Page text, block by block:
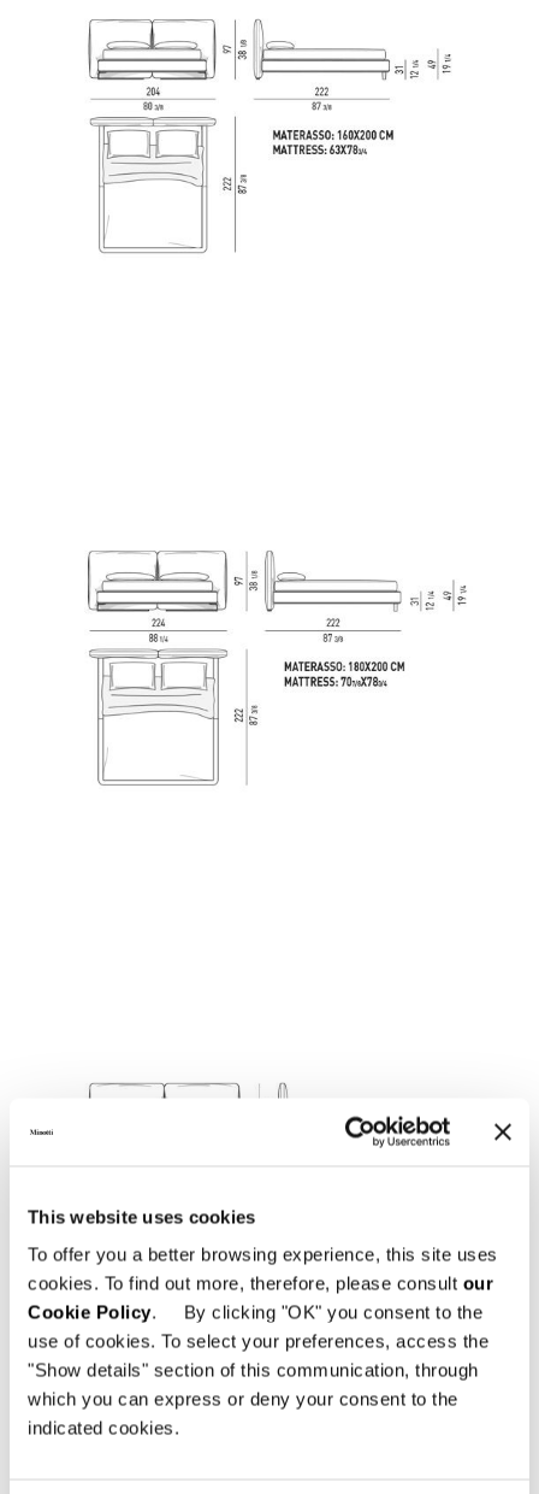
This website uses cookies
To offer you a better browsing experience, this site uses
cookies. To find out more, therefore, please consult our
Cookie Policy. By clicking "OK" you consent to the
use of cookies. To select your preferences, access the
"Show details" section of this communication, through
which you can express or deny your consent to the
indicated cookies.